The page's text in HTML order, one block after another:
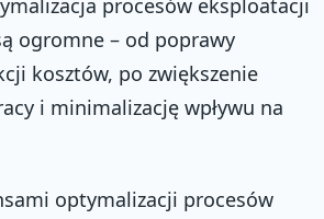
ogromne – od poprawy
kosztów, po zwiększenie
i minimalizację wpływu na
optymalizacji procesów